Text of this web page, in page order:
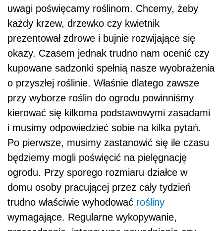
uwagi poświęcamy roślinom. Chcemy, żeby
każdy krzew, drzewko czy kwietnik
prezentował zdrowe i bujnie rozwijające się
okazy. Czasem jednak trudno nam ocenić czy
kupowane sadzonki spełnią nasze wyobrażenia
o przyszłej roślinie. Właśnie dlatego zawsze
przy wyborze roślin do ogrodu powinniśmy
kierować się kilkoma podstawowymi zasadami
i musimy odpowiedzieć sobie na kilka pytań.
Po pierwsze, musimy zastanowić się ile czasu
będziemy mogli poświęcić na pielęgnację
ogrodu. Przy sporego rozmiaru działce w
domu osoby pracującej przez cały tydzień
trudno właściwie wyhodować rośliny
wymagające. Regularne wykopywanie,